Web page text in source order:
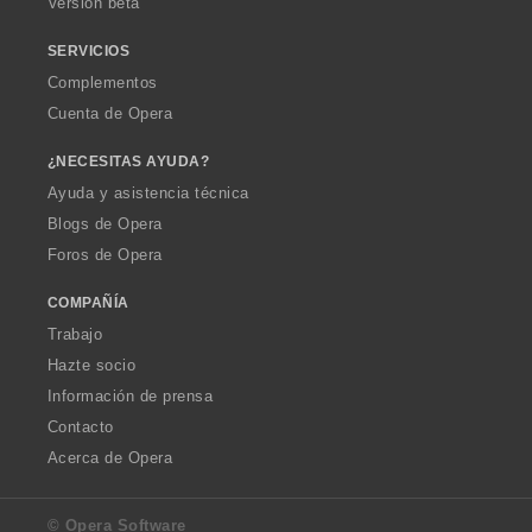
SERVICIOS
Complementos
Cuenta de Opera
¿NECESITAS AYUDA?
Ayuda y asistencia técnica
Blogs de Opera
Foros de Opera
COMPAÑÍA
Trabajo
Hazte socio
Información de prensa
Contacto
Acerca de Opera
© Opera Software